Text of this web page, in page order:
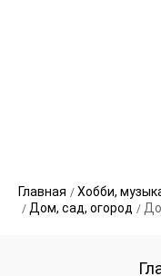
Главная Хобби,
Дом, сад, огород